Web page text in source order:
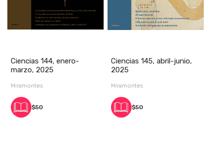
Ciencias 144, enero-
marzo, 2025
Miramontes
$50
Ciencias 145, abril-junio,
2025
Miramontes
$50